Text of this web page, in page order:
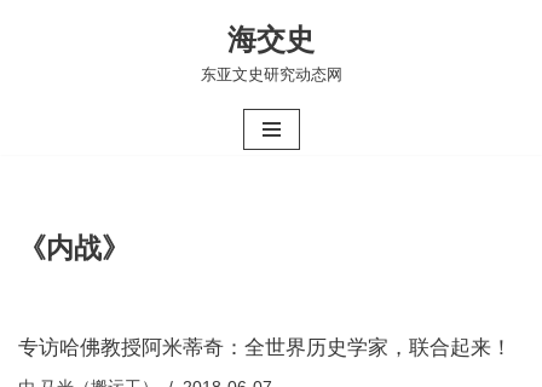
海交史
东亚文史研究动态网
《内战》
专访哈佛教授阿米蒂奇：全世界历史学家，联合起来！